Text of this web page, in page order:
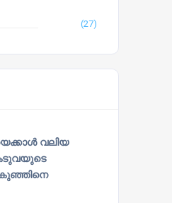
(27)
വലിയ
കടുവയുടെ